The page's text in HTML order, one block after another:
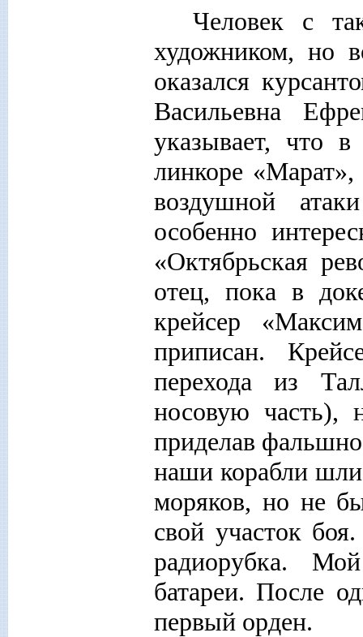
Человек с
художником, но
оказался
Васильевна
указывает, что
линкоре
воздушной
особенно
«Октябрьская
отец, пока в
крейсер
приписан.
перехода из
носовую часть),
приделав
наши корабли шли
моряков, но не
свой участок
радиорубка.
батареи. После
первый орден.